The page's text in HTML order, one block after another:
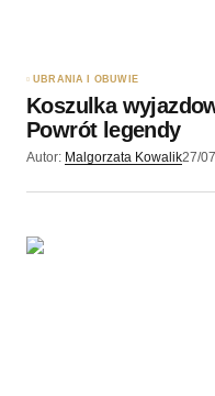
Wyślij komentarz
UBRANIA I OBUWIE
Koszulka
Powrót legendy
Autor: Malgorzata Kowalik27/